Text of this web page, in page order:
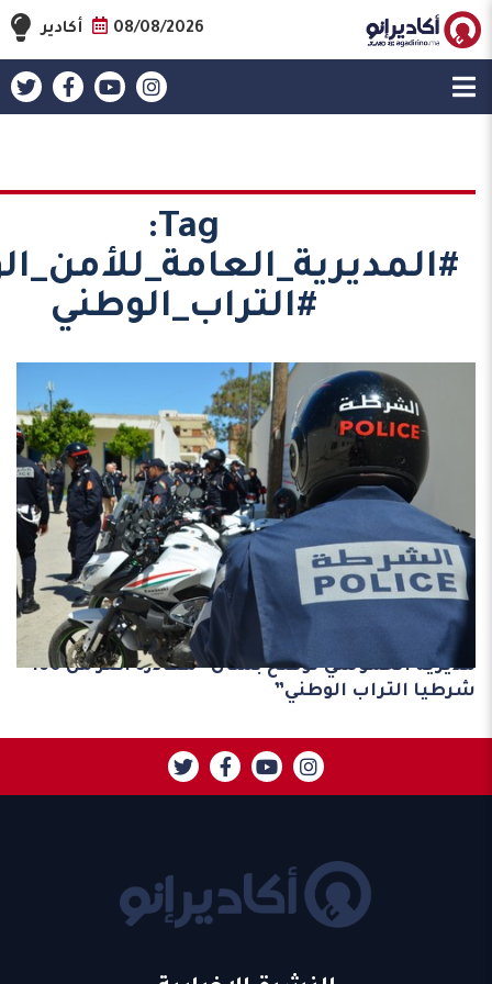
08/08/2026 أكادير
Tag:
#التراب_الوطني
مند 3 سنوات
مديرية الحموشي توضح بشأن “مغادرة أكثر من 160
شرطيا التراب الوطني”